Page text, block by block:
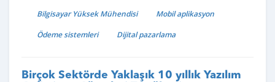
Bilgisayar Yüksek Mühendisi
Mobil aplikasyon
Ödeme sistemleri
Dijital pazarlama
Birçok Sektörde Yaklaşık 10 yıllık Yazılım